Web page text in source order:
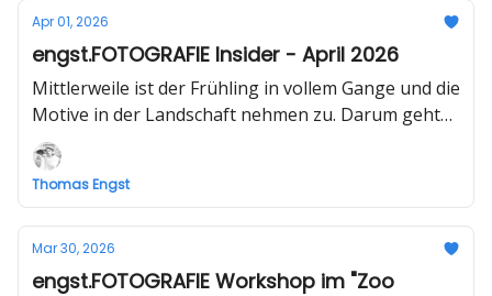
Apr 01, 2026
engst.FOTOGRAFIE Insider - April 2026
Mittlerweile ist der Frühling in vollem Gange und die
Motive in der Landschaft nehmen zu. Darum geht
es auch in dieser Ausgabe.
Thomas Engst
Mar 30, 2026
engst.FOTOGRAFIE Workshop im "Zoo